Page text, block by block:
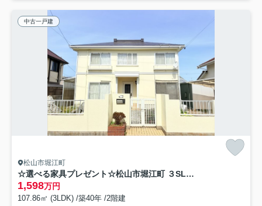
中古一戸建
松山市堀江町
☆選べる家具プレゼント☆松山市堀江町 ３SLDK 中古戸建
1,598万円
107.86㎡ (3LDK) /築40年 /2階建